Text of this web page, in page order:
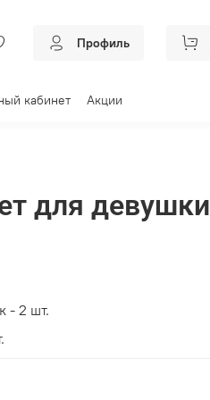
Профиль
кабинет Акции
для девушки
- 2 шт.